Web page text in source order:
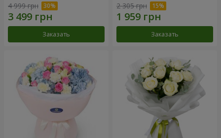
4 999 грн
Заказать
2 305 грн
Заказать